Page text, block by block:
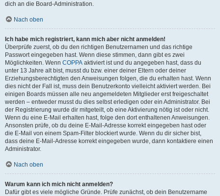
dich an die Board-Administration.
Nach oben
Ich habe mich registriert, kann mich aber nicht anmelden!
Überprüfe zuerst, ob du den richtigen Benutzernamen und das richtige
Passwort eingegeben hast. Wenn diese stimmen, dann gibt es zwei
Möglichkeiten. Wenn COPPA aktiviert ist und du angegeben hast, dass du
unter 13 Jahre alt bist, musst du bzw. einer deiner Eltern oder deiner
Erziehungsberechtigten den Anweisungen folgen, die du erhalten hast. Wenn
dies nicht der Fall ist, muss dein Benutzerkonto vielleicht aktiviert werden. Bei
einigen Boards müssen alle neu angemeldeten Mitglieder erst freigeschaltet
werden – entweder musst du dies selbst erledigen oder ein Administrator. Bei
der Registrierung wurde dir mitgeteilt, ob eine Aktivierung nötig ist oder nicht.
Wenn du eine E-Mail erhalten hast, folge den dort enthaltenen Anweisungen.
Ansonsten prüfe, ob du deine E-Mail-Adresse korrekt eingegeben hast oder
die E-Mail von einem Spam-Filter blockiert wurde. Wenn du dir sicher bist,
dass deine E-Mail-Adresse korrekt eingegeben wurde, dann kontaktiere einen
Administrator.
Nach oben
Warum kann ich mich nicht anmelden?
Dafür gibt es viele mögliche Gründe. Prüfe zunächst, ob dein Benutzername